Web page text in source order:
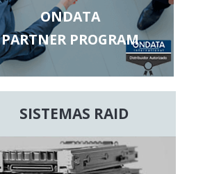
ONDATA
PARTNER PROGRAM
SISTEMAS RAID